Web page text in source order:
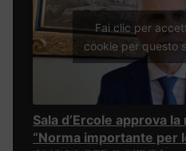
Fai clic per
cookie per questo
Sala d’Ercole approva
“Norma importante per